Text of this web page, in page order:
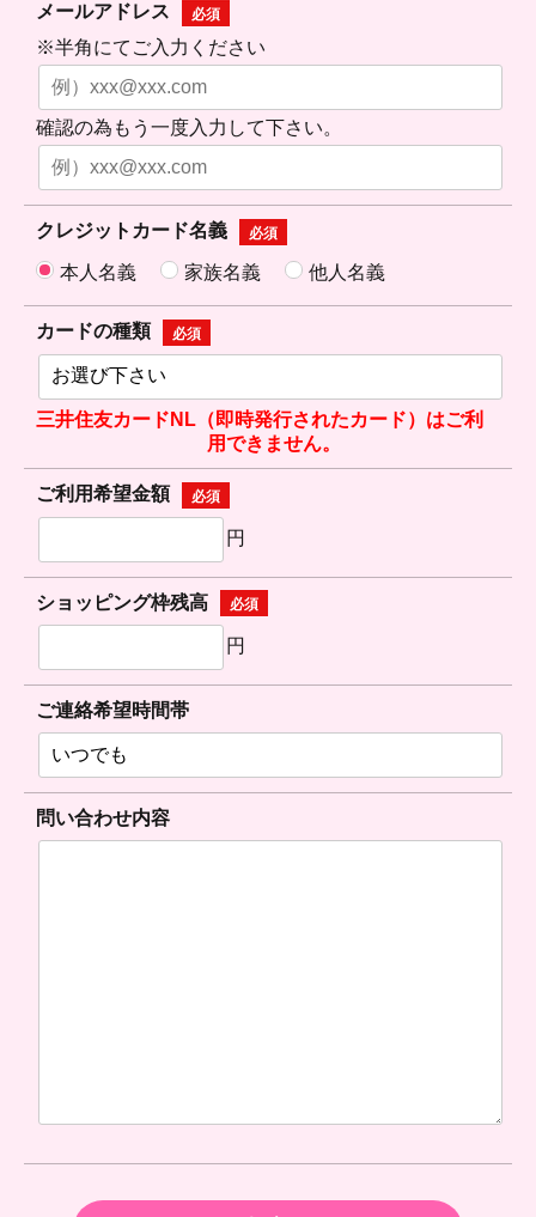
メールアドレス 必須
※半角にてご入力ください
確認の為もう一度入力して下さい。
クレジットカード名義 必須
本人名義 家族名義 他人名義
カードの種類 必須
三井住友カードNL（即時発行されたカード）はご利
用できません。
ご利用希望金額 必須
円
ショッピング枠残高 必須
円
ご連絡希望時間帯
問い合わせ内容